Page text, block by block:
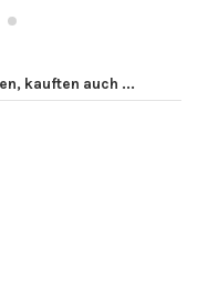
kauften auch ...